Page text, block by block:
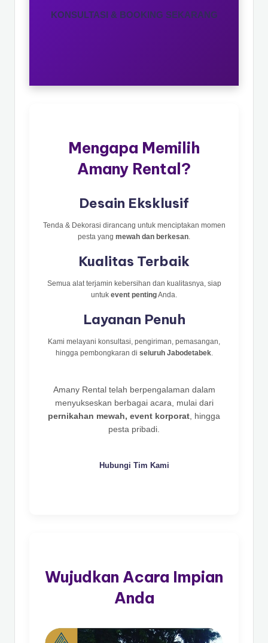
KONSULTASI & BOOKING SEKARANG
Mengapa Memilih
Amany Rental?
Desain Eksklusif
Tenda & Dekorasi dirancang untuk menciptakan momen
pesta yang mewah dan berkesan.
Kualitas Terbaik
Semua alat terjamin kebersihan dan kualitasnya, siap
untuk event pentingAnda.
Layanan Penuh
Kami melayani konsultasi, pengiriman, pemasangan,
hingga pembongkaran di seluruh Jabodetabek.
Amany Rental telah berpengalaman dalam
menyukseskan berbagai acara, mulai dari
pernikahan mewah, event korporat, hingga
pesta pribadi.
Hubungi Tim Kami
Wujudkan Acara Impian
Anda